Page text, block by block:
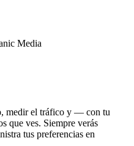
Media
medir el tráfico y — con tu
que ves. Siempre verás
tus preferencias en